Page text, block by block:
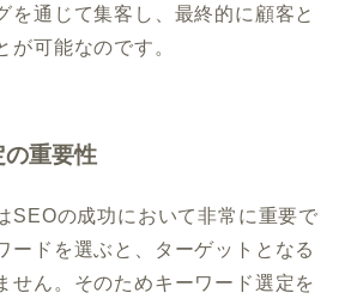
を通じて集客し、最終的に顧客と
が可能なのです。
の重要性
SEOの成功において非常に重要で
ードを選ぶと、ターゲットとなる
せん。そのためキーワード選定を